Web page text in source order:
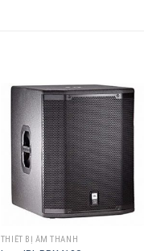
THIẾT BỊ ÂM THANH